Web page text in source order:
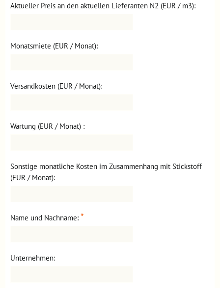
Aktueller Preis an den aktuellen Lieferanten N2 (EUR / m3):
Monatsmiete (EUR / Monat):
Versandkosten (EUR / Monat):
Wartung (EUR / Monat) :
Sonstige monatliche Kosten im Zusammenhang mit Stickstoff
(EUR / Monat):
Name und Nachname: *
Unternehmen: